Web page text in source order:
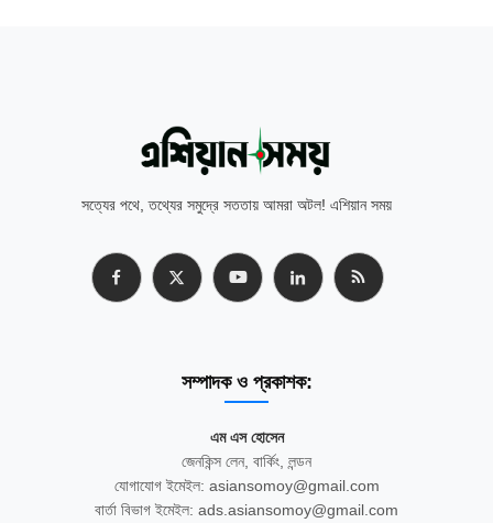
সত্যের পথে, তথ্যের সমুদ্রে সততায় আমরা অটল! এশিয়ান সময়
সম্পাদক ও প্রকাশক:
এম এস হোসেন
জেনকিন্স লেন, বার্কিং, লন্ডন
যোগাযোগ ইমেইল: asiansomoy@gmail.com
বার্তা বিভাগ ইমেইল: ads.asiansomoy@gmail.com